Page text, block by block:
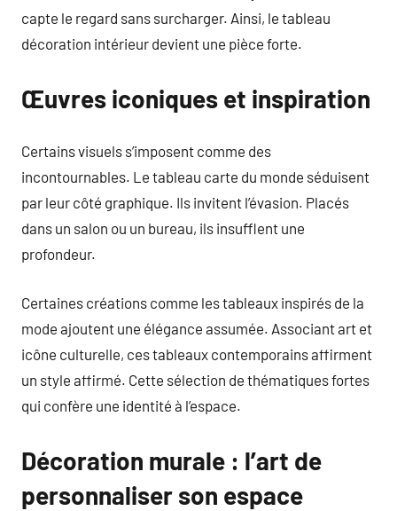
capte le regard sans surcharger. Ainsi, le tableau
décoration intérieur devient une pièce forte.
Œuvres iconiques et inspiration
Certains visuels s’imposent comme des
incontournables. Le tableau carte du monde séduisent
par leur côté graphique. Ils invitent l’évasion. Placés
dans un salon ou un bureau, ils insufflent une
profondeur.
Certaines créations comme les tableaux inspirés de la
mode ajoutent une élégance assumée. Associant art et
icône culturelle, ces tableaux contemporains affirment
un style affirmé. Cette sélection de thématiques fortes
qui confère une identité à l’espace.
Décoration murale : l’art de
personnaliser son espace